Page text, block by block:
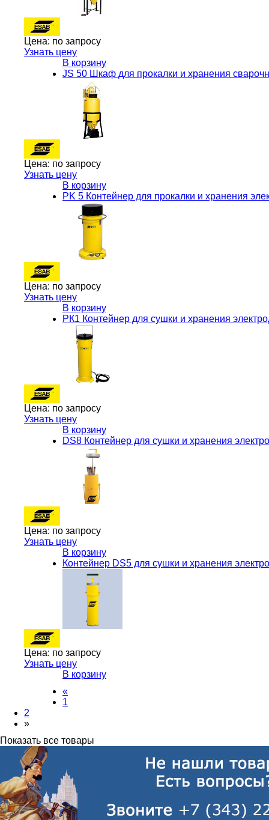
Цена: по запросу
Узнать цену
В корзину
JS 50 Шкаф для прокалки и хранения
Цена: по запросу
Узнать цену
В корзину
PK 5 Контейнер для прокалки и хранения
Цена: по запросу
Узнать цену
В корзину
РК1 Контейнер для сушки и хранения
Цена: по запросу
Узнать цену
В корзину
DS8 Контейнер для сушки и хранения
Цена: по запросу
Узнать цену
В корзину
Контейнер DS5 для сушки и хранения
Цена: по запросу
Узнать цену
В корзину
«
1
2
»
Показать все товары